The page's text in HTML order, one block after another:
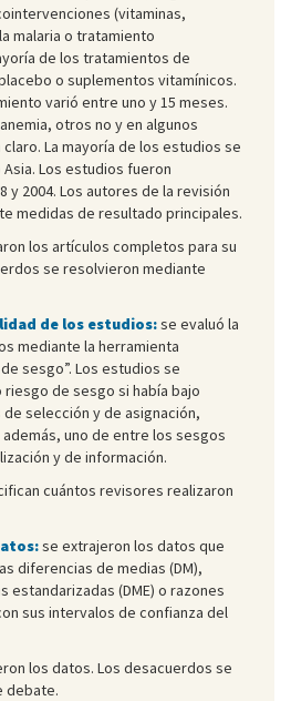
(vitaminas,
malaria o tratamiento
de los tratamientos de
o suplementos vitamínicos.
varió entre uno y 15 meses.
otros no y en algunos
La mayoría de los estudios se
Los estudios fueron
y 2004. Los autores de la revisión
medidas de resultado principales.
los artículos completos para su
se resolvieron mediante
de los estudios:se evaluó la
mediante la herramienta
sesgo”. Los estudios se
de sesgo si había bajo
selección y de asignación,
uno de entre los sesgos
y de información.
cuántos revisores realizaron
se extrajeron los datos que
diferencias de medias (DM),
estandarizadas (DME) o razones
sus intervalos de confianza del
los datos. Los desacuerdos se
debate.